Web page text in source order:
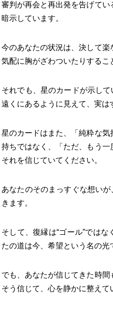
審判が再会と再出発を告げて
暗示しています。
今のあなたの状況は、決して
気配に胸がざわついたりするこ
それでも、星のカードが示し
遠くにあるように見えて、実は
星のカードはまた、「純粋な
持ちではなく、「ただ、もう
それを信じていてください。
あなたのそのまっすぐな想い
きます。
そして、復縁は“ゴール”では
たの道は今、希望という名の光
でも、あなたが信じてきた時
そう信じて、心を静かに整えて